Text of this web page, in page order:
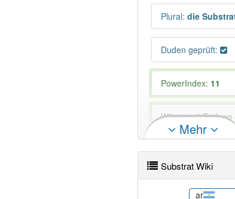
Plural: die
Duden geprüft:
PowerIndex: 11
Wörter mit Endung
99% unserer
Mehr
Substrat Wiki
ar